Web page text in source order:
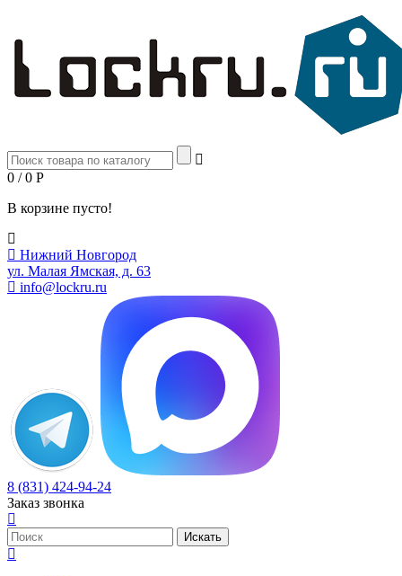
0 / 0 Р
В корзине пусто!
Нижний Новгород
ул. Малая Ямская, д. 63
info@lockru.ru
8 (831) 424-94-24
Заказ звонка